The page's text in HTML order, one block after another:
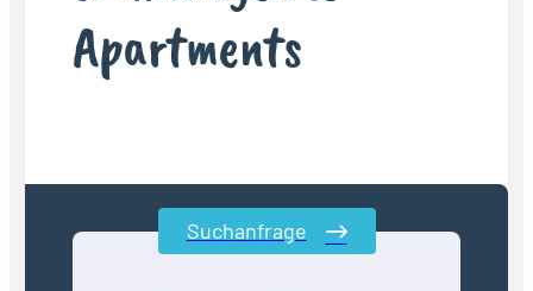
Apartments
Suchanfrage